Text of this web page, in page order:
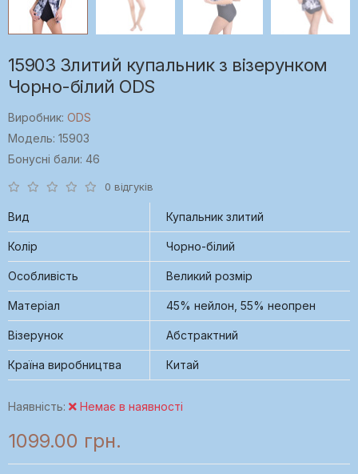
15903 Злитий купальник з візерунком
Чорно-білий ODS
Виробник: ODS
Модель: 15903
Бонусні бали: 46
0 відгуків
Вид Купальник злитий
Колір Чорно-білий
Особливість Великий розмір
Матеріал 45% нейлон, 55% неопрен
Візерунок Абстрактний
Країна виробництва Китай
Наявність: Немає в наявності
1099.00 грн.